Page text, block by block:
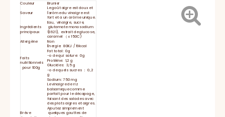
Couleur Brunier
Saveur
Le goût aigre est doux et
l'arôme du vinaigre est
fort et a un arôme unique.
Ingrédients
principaux
Eau, vinaigre, sucre,
glutamate monosodium
(E621), extrait de glucose,
caramel （ｅ150C)
Allergène
Non
Faits
nutritionnels
pour 100g
Énergie: 80KJ / 19kcal
Fat total: 0g
-o de qui sature: 0g
Protéine: 1,2 g
Glucides: 3,5 g
-o de quels sucres ： 0,2
g
Sodium: 750 mg
Brève
Le vinaigre de riz
balsamique comme
parfait pour le décapage,
faisant des salades avec
des plats aigres et aigres.
Ajoutez simplement
quelques gouttes de